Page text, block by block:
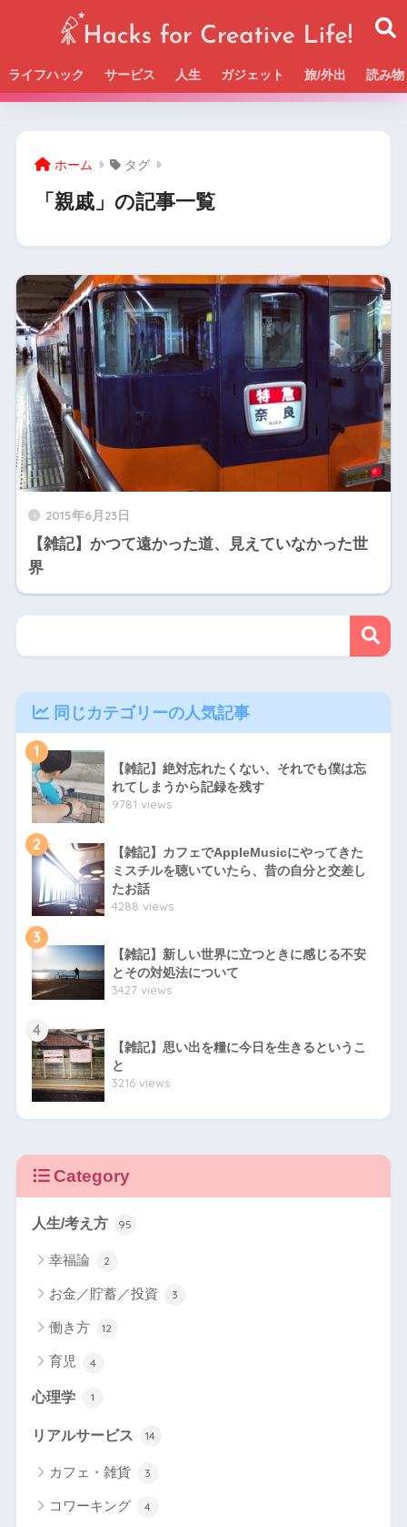
ライフハック サービス 人生 ガジェット 旅/外出 読み物
Beckの活動＆SNSまとめはこちら
ホーム タグ
「親戚」の記事一覧
2015年6月23日
【雑記】かつて遠かった道、見えていなかった世
界
同じカテゴリーの人気記事
1
【雑記】絶対忘れたくない、それでも僕は忘
れてしまうから記録を残す
9781 views
2
【雑記】カフェでAppleMusicにやってきた
ミスチルを聴いていたら、昔の自分と交差し
たお話
4288 views
3
【雑記】新しい世界に立つときに感じる不安
とその対処法について
3427 views
4
【雑記】思い出を糧に今日を生きるというこ
と
3216 views
Category
人生/考え方 95
幸福論 2
お金／貯蓄／投資 3
働き方 12
育児 4
心理学 1
リアルサービス 14
カフェ・雑貨 3
コワーキング 4